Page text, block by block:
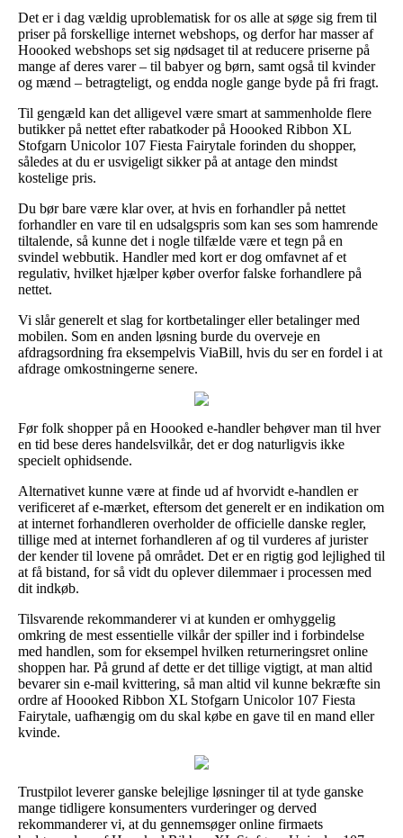
Det er i dag vældig uproblematisk for os alle at søge sig frem til
priser på forskellige internet webshops, og derfor har masser af
Hoooked webshops set sig nødsaget til at reducere priserne på
mange af deres varer – til babyer og børn, samt også til kvinder
og mænd – betragteligt, og endda nogle gange byde på fri fragt.
Til gengæld kan det alligevel være smart at sammenholde flere
butikker på nettet efter rabatkoder på Hoooked Ribbon XL
Stofgarn Unicolor 107 Fiesta Fairytale forinden du shopper,
således at du er usvigeligt sikker på at antage den mindst
kostelige pris.
Du bør bare være klar over, at hvis en forhandler på nettet
forhandler en vare til en udsalgspris som kan ses som hamrende
tiltalende, så kunne det i nogle tilfælde være et tegn på en
svindel webbutik. Handler med kort er dog omfavnet af et
regulativ, hvilket hjælper køber overfor falske forhandlere på
nettet.
Vi slår generelt et slag for kortbetalinger eller betalinger med
mobilen. Som en anden løsning burde du overveje en
afdragsordning fra eksempelvis ViaBill, hvis du ser en fordel i at
afdrage omkostningerne senere.
Før folk shopper på en Hoooked e-handler behøver man til hver
en tid bese deres handelsvilkår, det er dog naturligvis ikke
specielt ophidsende.
Alternativet kunne være at finde ud af hvorvidt e-handlen er
verificeret af e-mærket, eftersom det generelt er en indikation om
at internet forhandleren overholder de officielle danske regler,
tillige med at internet forhandleren af og til vurderes af jurister
der kender til lovene på området. Det er en rigtig god lejlighed til
at få bistand, for så vidt du oplever dilemmaer i processen med
dit indkøb.
Tilsvarende rekommanderer vi at kunden er omhyggelig
omkring de mest essentielle vilkår der spiller ind i forbindelse
med handlen, som for eksempel hvilken returneringsret online
shoppen har. På grund af dette er det tillige vigtigt, at man altid
bevarer sin e-mail kvittering, så man altid vil kunne bekræfte sin
ordre af Hoooked Ribbon XL Stofgarn Unicolor 107 Fiesta
Fairytale, uafhængig om du skal købe en gave til en mand eller
kvinde.
Trustpilot leverer ganske belejlige løsninger til at tyde ganske
mange tidligere konsumenters vurderinger og derved
rekommanderer vi, at du gennemsøger online firmaets